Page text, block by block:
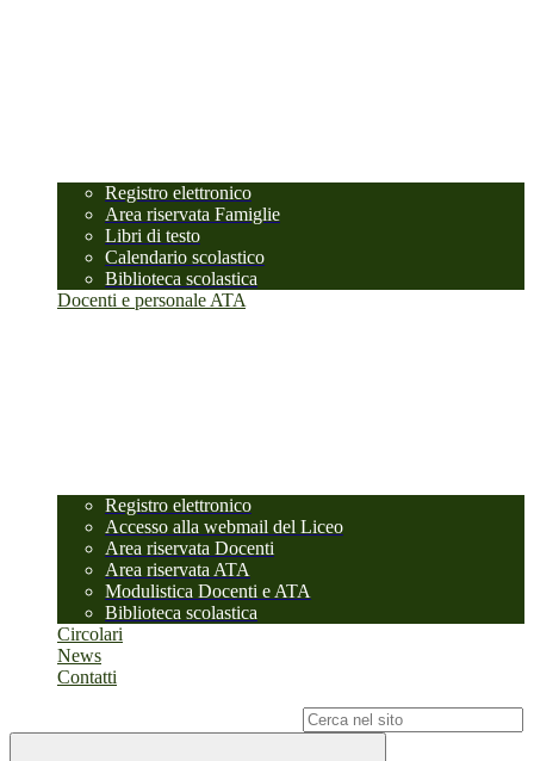
Registro elettronico
Area riservata Famiglie
Libri di testo
Calendario scolastico
Biblioteca scolastica
Docenti e personale ATA
Registro elettronico
Accesso alla webmail del Liceo
Area riservata Docenti
Area riservata ATA
Modulistica Docenti e ATA
Biblioteca scolastica
Circolari
News
Contatti